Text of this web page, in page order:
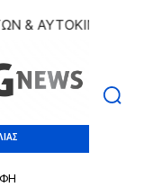
ΑΥΤΟΚΙΝΗΤΩΝ |